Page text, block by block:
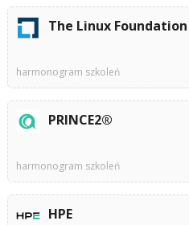
The Linux Foundation
harmonogram szkoleń
PRINCE2®
harmonogram szkoleń
HPE